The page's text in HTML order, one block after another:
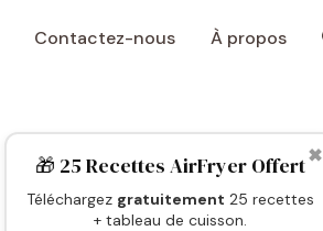
Contactez-nous À propos
✖
🎁 25 Recettes AirFryer Offert
Téléchargez gratuitement 25 recettes
+ tableau de cuisson.